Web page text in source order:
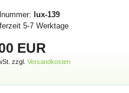
lux-139
5-7 Werktage
EUR
zzgl.Versandkosten